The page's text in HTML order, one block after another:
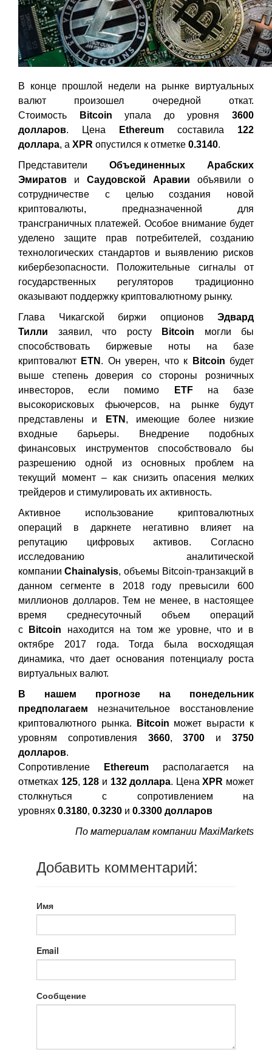
В конце прошлой недели на рынке виртуальных
валют произошел очередной откат.
Стоимость
Bitcoin упала до уровня3600
долларов. Цена Ethereum составила 122
доллара, а XPR опустился к отметке 0.3140.
Представители Объединенных Арабских
Эмиратов и Саудовской Аравии объявили о
сотрудничестве с целью создания новой
криптовалюты, предназначенной для
трансграничных платежей. Особое внимание будет
уделено защите прав потребителей, созданию
технологических стандартов и выявлению рисков
кибербезопасности. Положительные сигналы от
государственных регуляторов традиционно
оказывают поддержку криптовалютному рынку.
Глава Чикагской биржи опционов Эдвард
Тилли заявил, что росту Bitcoin могли бы
способствовать биржевые ноты на базе
криптовалют ETN . Он уверен, что к Bitcoin будет
выше степень доверия со стороны розничных
инвесторов, если помимо
ETFна базе
высокорисковых фьючерсов, на рынке будут
представлены и
ETN , имеющие более низкие
входные барьеры. Внедрение подобных
финансовых инструментов способствовало бы
разрешению одной из основных проблем на
текущий момент – как снизить опасения мелких
трейдеров и стимулировать их активность.
Активное использование криптовалютных
операций в даркнете негативно влияет на
репутацию цифровых активов. Согласно
исследованию аналитической
компанииChainalysis, объемы Bitcoin-транзакций в
данном сегменте в 2018 году превысили 600
миллионов долларов. Тем не менее, в настоящее
время среднесуточный объем операций
с
Bitcoin находится на том же уровне, что и в
октябре 2017 года. Тогда была восходящая
динамика, что дает основания потенциалу роста
виртуальных валют.
В нашем прогнозе на понедельник
предполагаем незначительное восстановление
криптовалютного рынка.
Bitcoin может вырасти к
уровням сопротивления 3660,3700 и3750
долларов.
Сопротивление
Ethereum располагается на
отметках 125, 128 и 132 доллара. ЦенаXPR может
столкнуться с сопротивлением на
уровнях 0.3180, 0.3230 и 0.3300 долларов
По материалам компании MaxiMarkets
Добавить комментарий:
Имя
Email
Сообщение